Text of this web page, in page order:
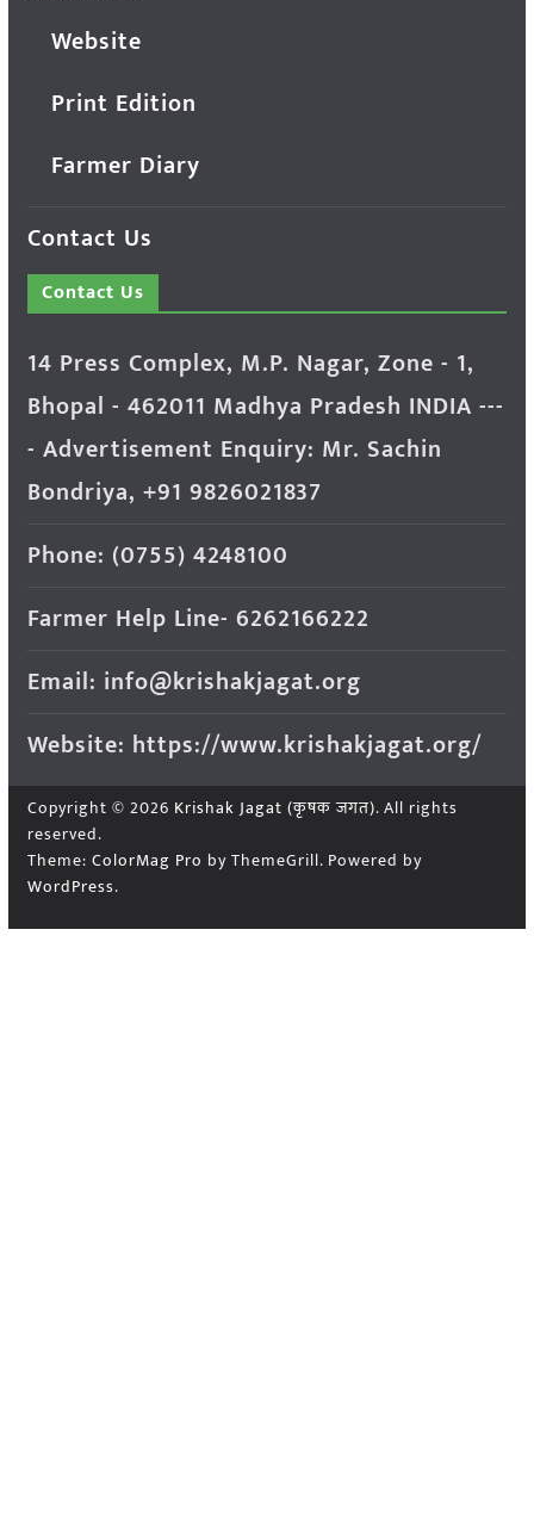
Website
Print Edition
Farmer Diary
Contact Us
Contact Us
14 Press Complex, M.P. Nagar, Zone - 1,
Bhopal - 462011 Madhya Pradesh INDIA ---
- Advertisement Enquiry: Mr. Sachin
Bondriya, +91 9826021837
Phone: (0755) 4248100
Farmer Help Line- 6262166222
Email: info@krishakjagat.org
Website: https://www.krishakjagat.org/
Copyright © 2026 Krishak Jagat (कृषक जगत). All rights
reserved.
Theme: ColorMag Pro by ThemeGrill. Powered by
WordPress.